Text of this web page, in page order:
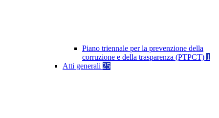
Piano triennale per la prevenzione della
corruzione e della trasparenza (PTPCT) 1
Atti generali 25